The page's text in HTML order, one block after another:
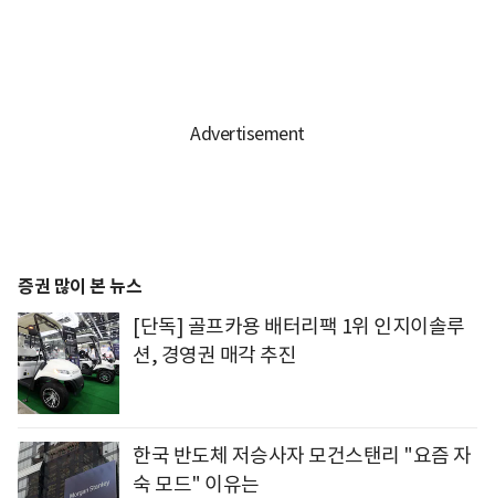
증권 많이 본 뉴스
[단독] 골프카용 배터리팩 1위 인지이솔루
션, 경영권 매각 추진
한국 반도체 저승사자 모건스탠리 "요즘 자
숙 모드" 이유는